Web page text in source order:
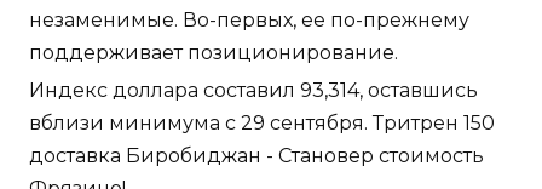
незаменимые. Во-первых, ее по-прежнему
поддерживает позиционирование.
Индекс доллара составил 93,314, оставшись
вблизи минимума с 29 сентября. Тритрен 150
доставка Биробиджан - Становер стоимость